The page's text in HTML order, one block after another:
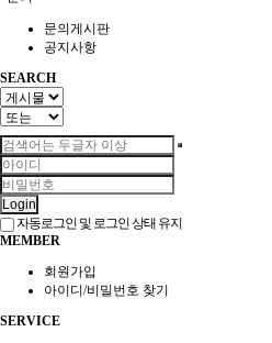
문의게시판
공지사항
SEARCH
Login
자동로그인 및 로그인 상태 유지
MEMBER
회원가입
아이디/비밀번호 찾기
SERVICE